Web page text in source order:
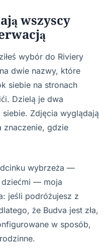
wszyscy
wybór do Riviery
dwie nazwy, które
siebie na stronach
Dzielą je dwa
Zdjęcia wyglądają
znaczenie, gdzie
wybrzeża —
— moja
jeśli podróżujesz z
że Budva jest zła,
w sposób,